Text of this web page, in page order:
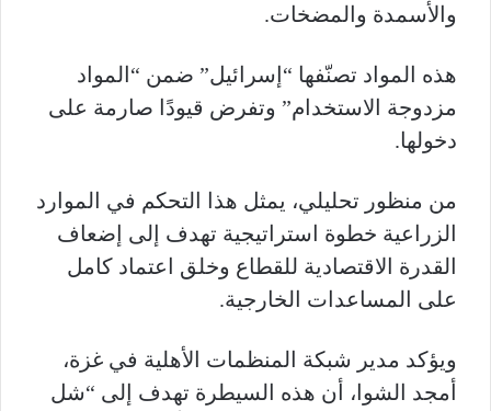
والأسمدة والمضخات.
هذه المواد تصنّفها “إسرائيل” ضمن “المواد
مزدوجة الاستخدام” وتفرض قيودًا صارمة على
دخولها.
من منظور تحليلي، يمثل هذا التحكم في الموارد
الزراعية خطوة استراتيجية تهدف إلى إضعاف
القدرة الاقتصادية للقطاع وخلق اعتماد كامل
على المساعدات الخارجية.
ويؤكد مدير شبكة المنظمات الأهلية في غزة،
أمجد الشوا، أن هذه السيطرة تهدف إلى “شل